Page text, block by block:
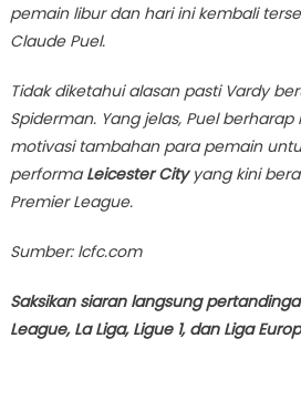
pemain libur dan hari ini kembali
Claude Puel.
Tidak diketahui alasan pasti Vardy
Spiderman. Yang jelas, Puel
motivasi tambahan para pemain
performaLeicester Cityyang kini
Premier League.
Sumber: lcfc.com
Saksikan siaran langsung
League, La Liga, Ligue 1, dan Liga